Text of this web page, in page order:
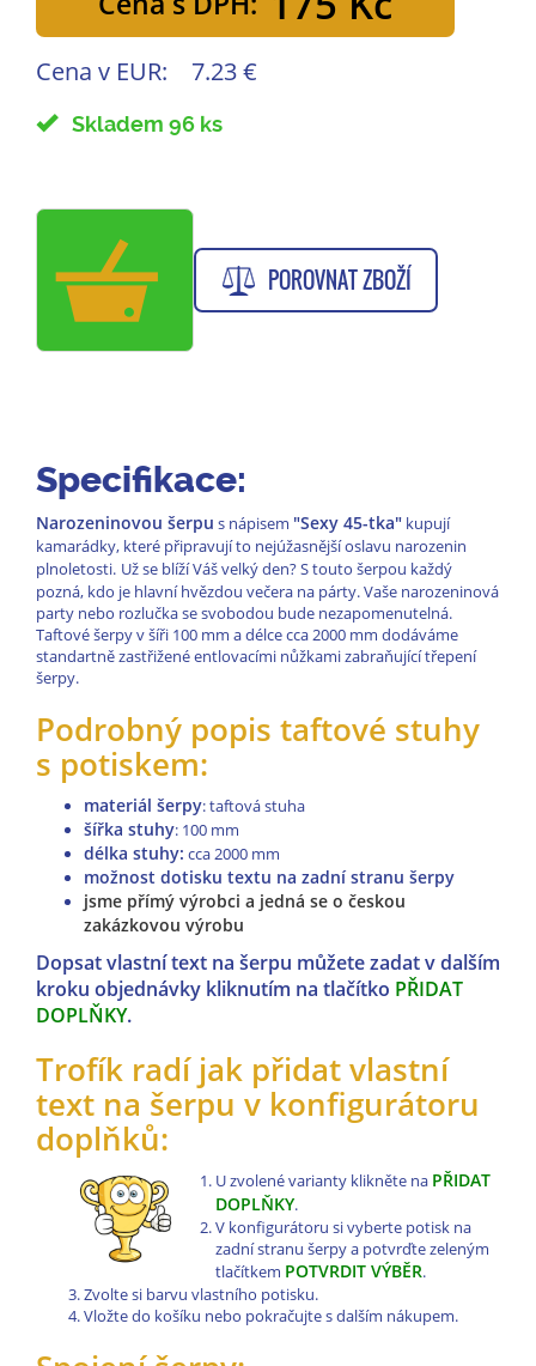
Cena v EUR: 7.23 €
Skladem 96 ks
POROVNAT ZBOŽÍ
Specifikace:
Narozeninovou šerpu s nápisem "Sexy 45-tka" kupují
kamarádky, které připravují to nejúžasnější oslavu narozenin
plnoletosti. Už se blíží Váš velký den? S touto šerpou každý
pozná, kdo je hlavní hvězdou večera na párty. Vaše narozeninová
party nebo rozlučka se svobodou bude nezapomenutelná.
Taftové šerpy v šíři 100 mm a délce cca 2000 mm dodáváme
standartně zastřižené entlovacími nůžkami zabraňující třepení
šerpy.
Podrobný popis taftové stuhy
s potiskem:
materiál šerpy: taftová stuha
šířka stuhy: 100 mm
délka stuhy: cca2000 mm
možnost dotisku textu na zadní stranu šerpy
jsme přímý výrobci a jedná se o českou
zakázkovou výrobu
Dopsat vlastní text na šerpu můžete zadat v dalším
kroku objednávky kliknutím na tlačítko PŘIDAT
DOPLŇKY.
Trofík radí jak přidat vlastní
text na šerpu v konfigurátoru
doplňků:
U zvolené varianty klikněte na PŘIDAT
DOPLŇKY.
V konfigurátoru si vyberte potisk na
zadní stranu šerpy a potvrďte zeleným
tlačítkem POTVRDIT VÝBĚR.
Zvolte si barvu vlastního potisku.
Vložte do košíku nebo pokračujte s dalším nákupem.